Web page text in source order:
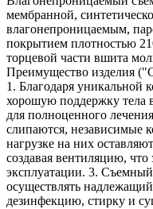
мембранной,
влагонепроницаемым,
покрытием плотностью
торцевой части вшита
Преимущество изделия
1. Благодаря уникальной
хорошую поддержку тела
для полноценного
слипаются, независимые
нагрузке на них
создавая вентиляцию, что
эксплуатации. 3. Съемный
осуществлять
дезинфекцию, стирку и